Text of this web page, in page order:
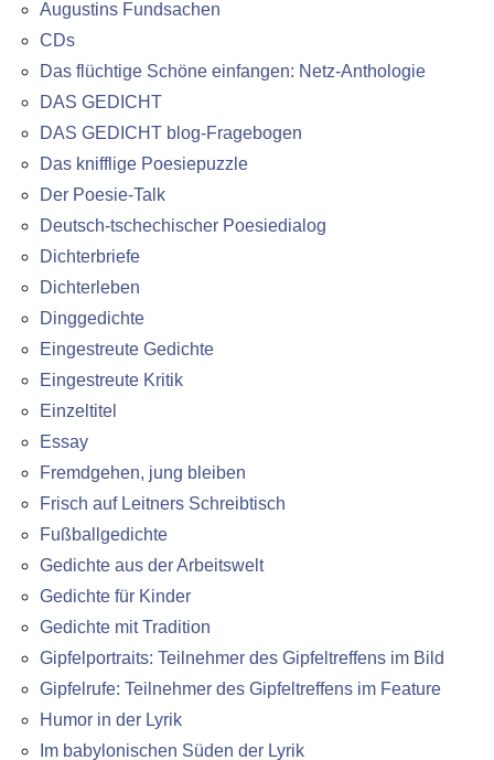
Augustins Fundsachen
CDs
Das flüchtige Schöne einfangen: Netz-Anthologie
DAS GEDICHT
DAS GEDICHT blog-Fragebogen
Das knifflige Poesiepuzzle
Der Poesie-Talk
Deutsch-tschechischer Poesiedialog
Dichterbriefe
Dichterleben
Dinggedichte
Eingestreute Gedichte
Eingestreute Kritik
Einzeltitel
Essay
Fremdgehen, jung bleiben
Frisch auf Leitners Schreibtisch
Fußballgedichte
Gedichte aus der Arbeitswelt
Gedichte für Kinder
Gedichte mit Tradition
Gipfelportraits: Teilnehmer des Gipfeltreffens im Bild
Gipfelrufe: Teilnehmer des Gipfeltreffens im Feature
Humor in der Lyrik
Im babylonischen Süden der Lyrik